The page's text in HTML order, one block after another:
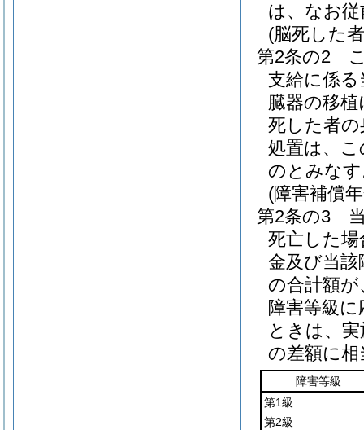
は、なお
(脳死した
第2条の2
支給に係
臓器の移
死した者
処置は、
のとみな
(障害補償
第2条の3
死亡した
金及び当該
の合計額が
障害等級
ときは、
の差額に
障害等級
第1級
第2級